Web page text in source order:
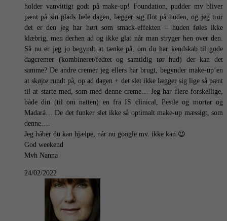
holder vanvittigt godt på make-up! Foundation, pudder mv bliver
pænt på sin plads hele dagen, lægger sig flot på huden, og jeg tror
det er den jeg har hørt som smack-effekten – huden føles ikke
klæbrig, men derhen ad og ikke glat når man stryger hen over den.
Så nu er jeg jo begyndt at tænke på, om du har kendskab til gode
dagcremer (kombineret/fedtet og samtidig tør hud) der kan det
samme? De andre cremer jeg ellers har brugt, begynder make-up’en
at skøjte rundt på, op ad dagen + det slet ikke lægger sig lige så pænt
til at starte med, som med denne creme… Jeg har flere forskellige,
både din (til om natten) en fra IS clinical, Pestle og mortar og
Madará… De det funker slet ikke så optimalt make-up mæssigt, som
denne….
Jeg håber du kan hjælpe, når nu google mv. ikke kan 😉
God weekend
Mvh Nanna
24/02/2022